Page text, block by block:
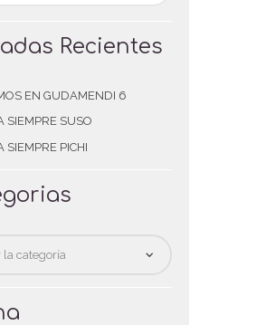
Recientes
EN GUDAMENDI 6
SIEMPRE SUSO
SIEMPRE PICHI